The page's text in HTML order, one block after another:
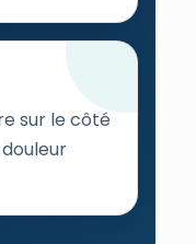
sur le côté